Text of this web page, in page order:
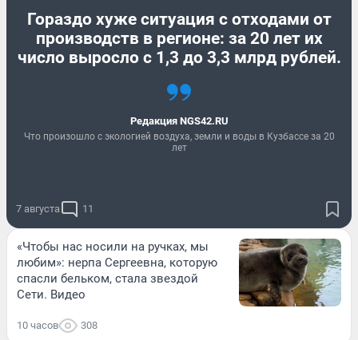
Гораздо хуже ситуация с отходами от
производств в регионе: за 20 лет их
число выросло с 1,3 до 3,3 млрд рублей.
Редакция NGS42.RU
Что произошло с экологией воздуха, земли и воды в Кузбассе за 20
лет
7 августа 11
«Чтобы нас носили на ручках, мы
любим»: нерпа Сергеевна, которую
спасли бельком, стала звездой
Сети. Видео
10 часов 308